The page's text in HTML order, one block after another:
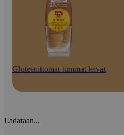
Gluteenittomat tummat leivät
Ladataan...